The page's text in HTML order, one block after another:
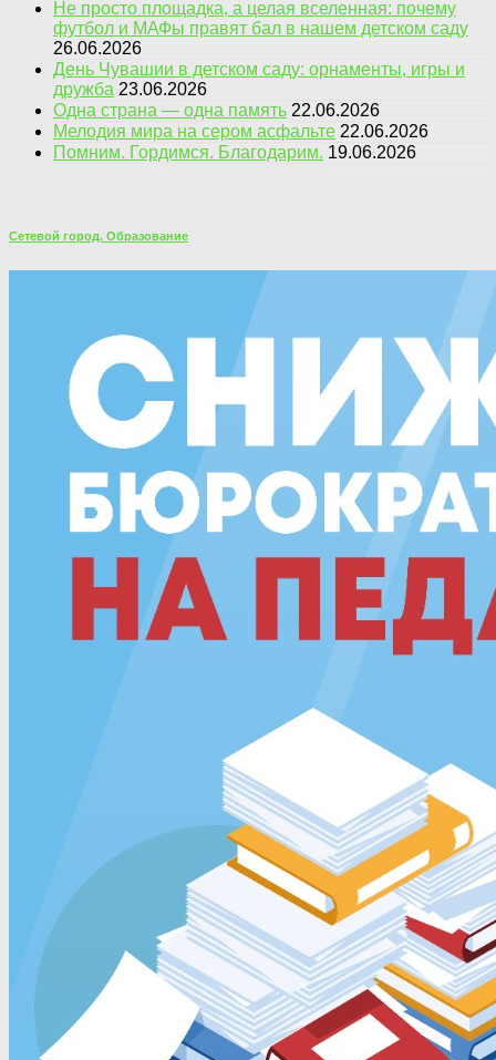
Не просто площадка, а целая вселенная: почему
футбол и МАФы правят бал в нашем детском саду
26.06.2026
День Чувашии в детском саду: орнаменты, игры и
дружба 23.06.2026
Одна страна — одна память 22.06.2026
Мелодия мира на сером асфальте 22.06.2026
Помним. Гордимся. Благодарим. 19.06.2026
Сетевой город. Образование